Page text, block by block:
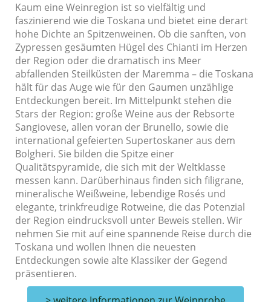
Kaum eine Weinregion ist so vielfältig und
faszinierend wie die Toskana und bietet eine derart
hohe Dichte an Spitzenweinen. Ob die sanften, von
Zypressen gesäumten Hügel des Chianti im Herzen
der Region oder die dramatisch ins Meer
abfallenden Steilküsten der Maremma – die Toskana
hält für das Auge wie für den Gaumen unzählige
Entdeckungen bereit. Im Mittelpunkt stehen die
Stars der Region: große Weine aus der Rebsorte
Sangiovese, allen voran der Brunello, sowie die
international gefeierten Supertoskaner aus dem
Bolgheri. Sie bilden die Spitze einer
Qualitätspyramide, die sich mit der Weltklasse
messen kann. Darüberhinaus finden sich filigrane,
mineralische Weißweine, lebendige Rosés und
elegante, trinkfreudige Rotweine, die das Potenzial
der Region eindrucksvoll unter Beweis stellen. Wir
nehmen Sie mit auf eine spannende Reise durch die
Toskana und wollen Ihnen die neuesten
Entdeckungen sowie alte Klassiker der Gegend
präsentieren.